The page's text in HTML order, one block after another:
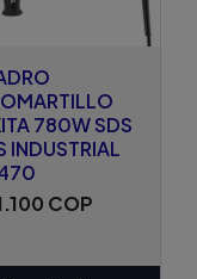
780W SDS
INDUSTRIAL
COP